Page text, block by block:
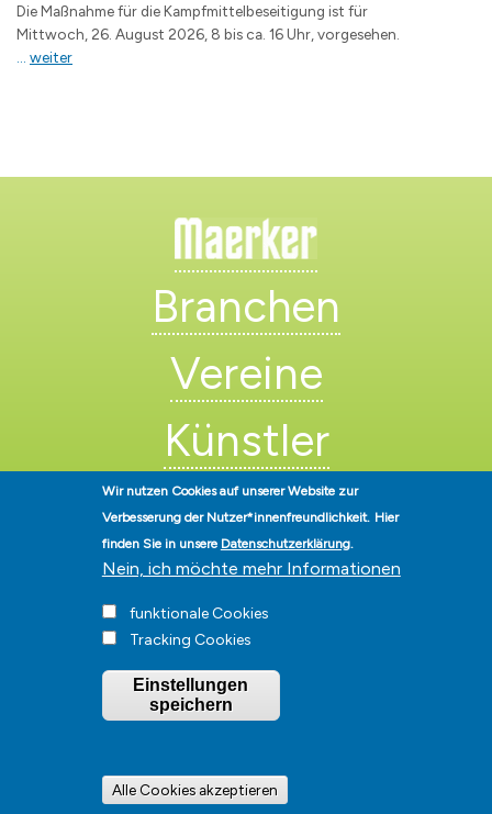
Die Maßnahme für die Kampfmittelbeseitigung ist für
Mittwoch, 26. August 2026, 8 bis ca. 16 Uhr, vorgesehen.
weiter
Branchen
Vereine
Künstler
Stadt Hohen Neuendorf • Oranienburger Str. 2 • 16540 Hohen
Presse |Datenschutz|Barrierefreiheit
© Hohen-Neuendorf.de, Alle Rechte vorbehalten - Vervielfältigung nur
mit unserer Genehmigung
Wir nutzen Cookies auf unserer Website zur
Verbesserung der Nutzer*innenfreundlichkeit. Hier
finden Sie in unsere Datenschutzerklärung.
Nein, ich möchte mehr Informationen
funktionale Cookies
Tracking Cookies
Einstellungen
speichern
Alle Cookies akzeptieren